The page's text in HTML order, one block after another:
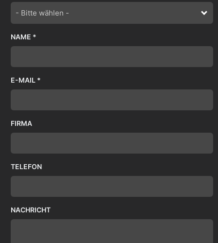
- Bitte wählen -
NAME *
E-MAIL *
FIRMA
TELEFON
NACHRICHT